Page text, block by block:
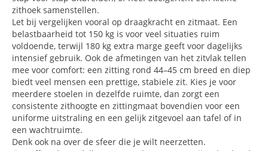
zithoek samenstellen.
Let bij vergelijken vooral op draagkracht en zitmaat. Een
belastbaarheid tot 150 kg is voor veel situaties ruim
voldoende, terwijl 180 kg extra marge geeft voor dagelijks
intensief gebruik. Ook de afmetingen van het zitvlak tellen
mee voor comfort: een zitting rond 44–45 cm breed en diep
biedt veel mensen een prettige, stabiele zit. Kies je voor
meerdere stoelen in dezelfde ruimte, dan zorgt een
consistente zithoogte en zittingmaat bovendien voor een
uniforme uitstraling en een gelijk zitgevoel aan tafel of in
een wachtruimte.
Denk ook na over de sfeer die je wilt neerzetten.